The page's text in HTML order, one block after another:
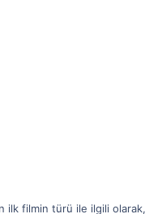
ilk filmin türü ile ilgili olarak,